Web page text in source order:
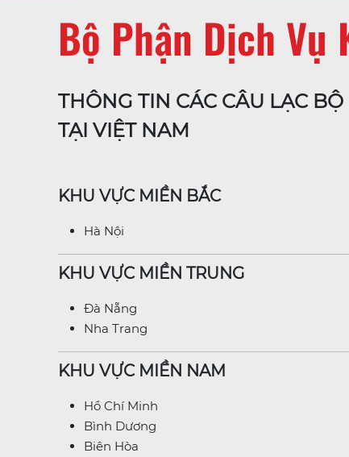
Bộ Phận Dịch Vụ
THÔNG TIN CÁC CÂU LẠC BỘ
TẠI VIỆT NAM
KHU VỰC MIỀN BẮC
Hà Nội
KHU VỰC MIỀN TRUNG
Đà Nẵng
Nha Trang
KHU VỰC MIỀN NAM
Hồ Chí Minh
Bình Dương
Biên Hòa